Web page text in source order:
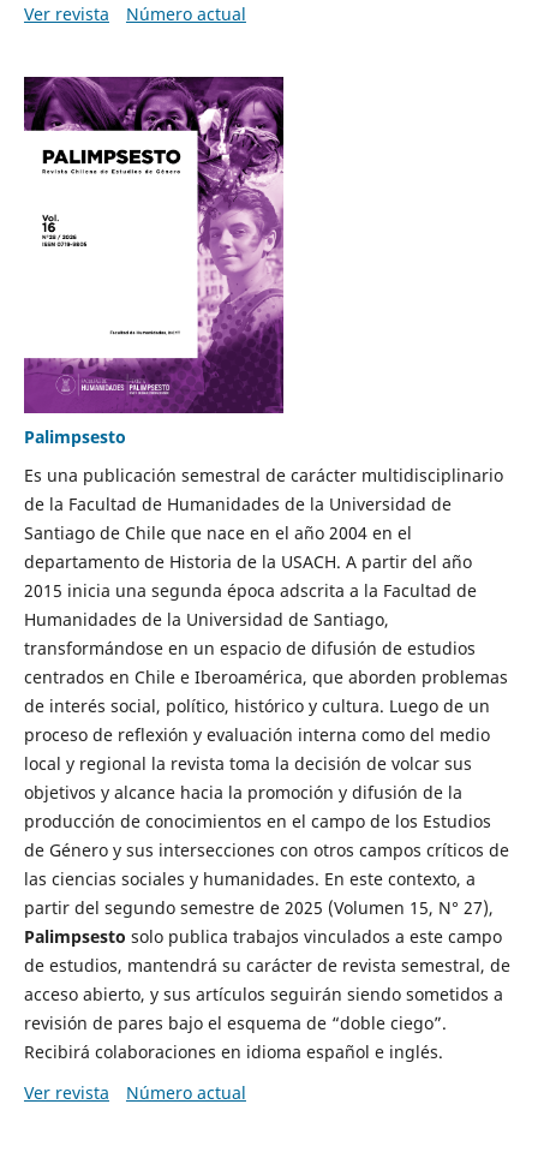
Ver revista
Número actual
Palimpsesto
Es una publicación semestral de carácter multidisciplinario
de la Facultad de Humanidades de la Universidad de
Santiago de Chile que nace en el año 2004 en el
departamento de Historia de la USACH. A partir del año
2015 inicia una segunda época adscrita a la Facultad de
Humanidades de la Universidad de Santiago,
transformándose en un espacio de difusión de estudios
centrados en Chile e Iberoamérica, que aborden problemas
de interés social, político, histórico y cultura. Luego de un
proceso de reflexión y evaluación interna como del medio
local y regional la revista toma la decisión de volcar sus
objetivos y alcance hacia la promoción y difusión de la
producción de conocimientos en el campo de los Estudios
de Género y sus intersecciones con otros campos críticos de
las ciencias sociales y humanidades. En este contexto, a
partir del segundo semestre de 2025 (Volumen 15, N° 27),
Palimpsesto solo publica trabajos vinculados a este campo
de estudios, mantendrá su carácter de revista semestral, de
acceso abierto, y sus artículos seguirán siendo sometidos a
revisión de pares bajo el esquema de “doble ciego”.
Recibirá colaboraciones en idioma español e inglés.
Ver revista
Número actual